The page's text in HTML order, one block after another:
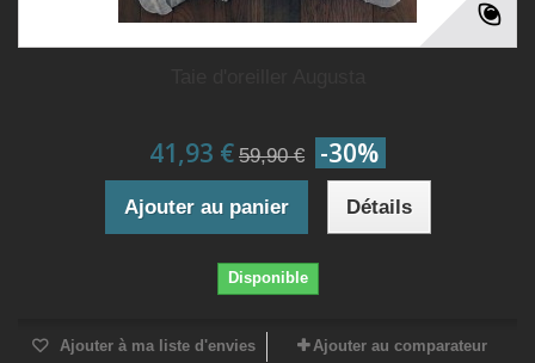
41,93 € 59,90 € -30%
Ajouter au panier Détails
Disponible
Ajouter à ma liste d'envies Ajouter au comparateur